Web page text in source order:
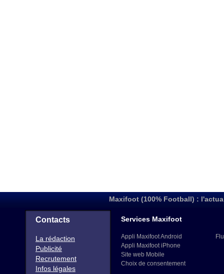
Maxifoot (100% Football) :
Contacts
La rédaction
Publicité
Recrutement
Infos légales
Services Maxifoot
Appli Maxifoot Android
Appli Maxifoot iPhone
Site web Mobile
Choix de consentement